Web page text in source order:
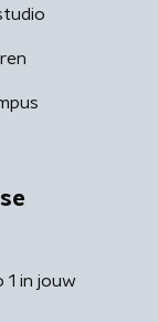
1 in jouw